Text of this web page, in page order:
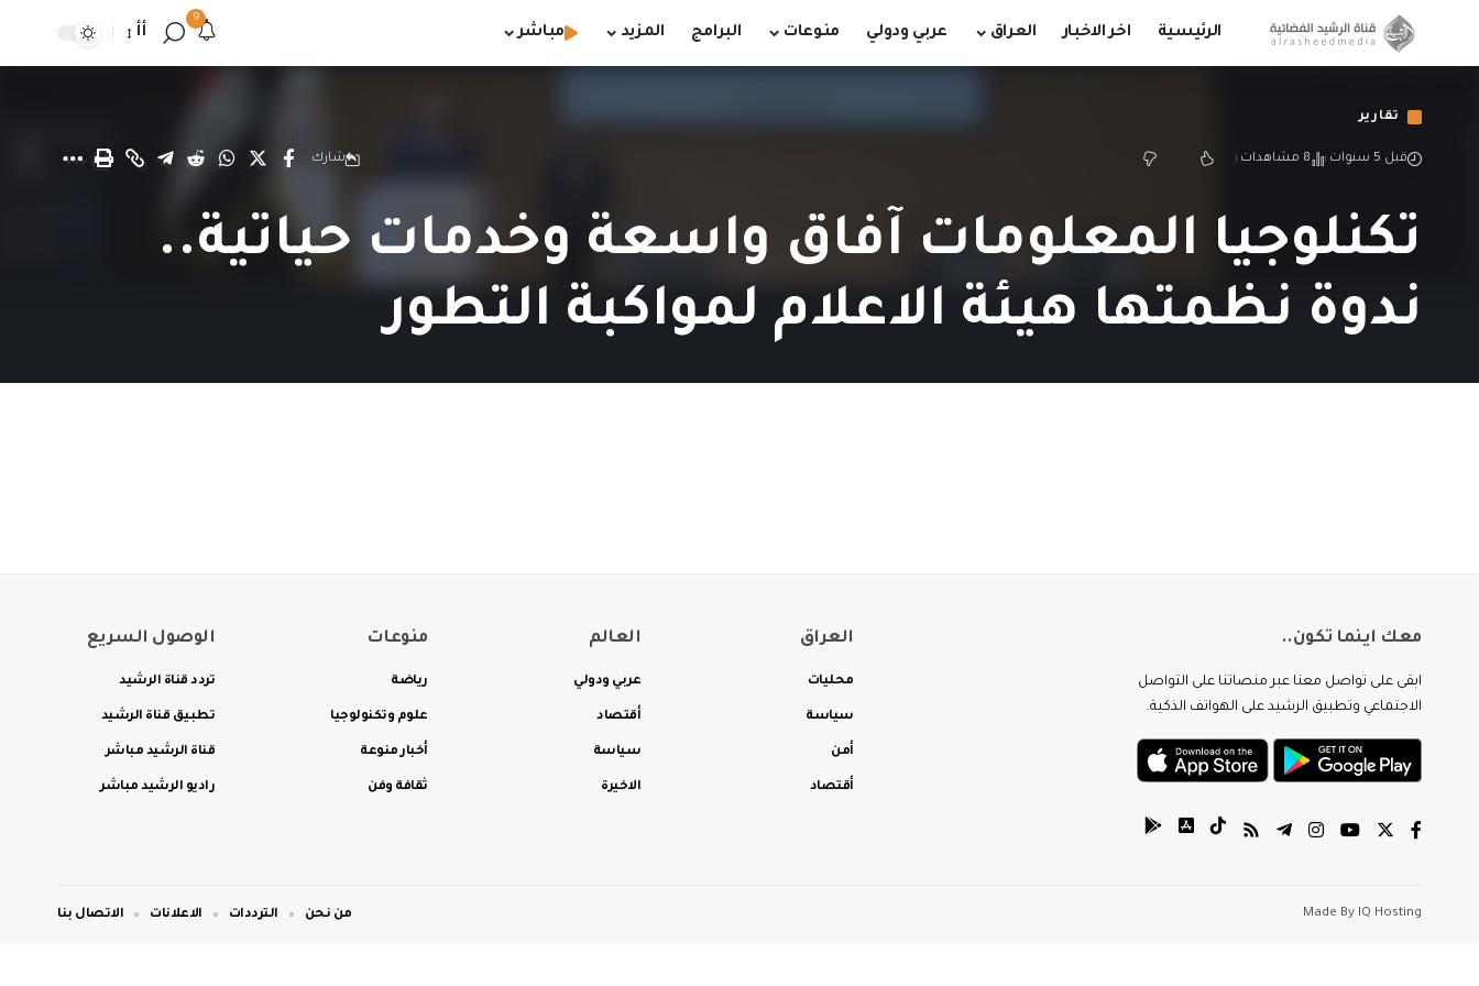
الرئيسية اخر الاخبار العراق عربي ودولي منوعات البرامج المزيد مباشر
9
أأ
تقارير
قبل 5 سنوات 8 مشاهدات شارك
تكنلوجيا المعلومات آفاق واسعة وخدمات حياتية..
ندوة نظمتها هيئة الاعلام لمواكبة التطور
معك اينما تكون..
ابقى على تواصل معنا عبر منصاتنا على التواصل
الاجتماعي وتطبيق الرشيد على الهواتف الذكية.
العراق
محليات
سياسة
أمن
أقتصاد
العالم
عربي ودولي
أقتصاد
سياسة
الاخيرة
منوعات
رياضة
علوم وتكنولوجيا
أخبار منوعة
ثقافة وفن
الوصول السريع
تردد قناة الرشيد
تطبيق قناة الرشيد
قناة الرشيد مباشر
راديو الرشيد مباشر
Made By IQ Hosting من نحن الترددات الاعلانات الاتصال بنا